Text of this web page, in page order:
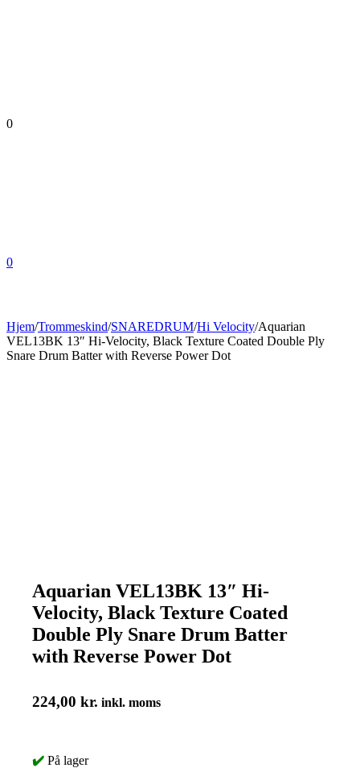
0
0
Hjem/Trommeskind/SNAREDRUM/Hi Velocity/Aquarian
VEL13BK 13″ Hi-Velocity, Black Texture Coated Double Ply
Snare Drum Batter with Reverse Power Dot
Aquarian VEL13BK 13″ Hi-
Velocity, Black Texture Coated
Double Ply Snare Drum Batter
with Reverse Power Dot
224,00 kr. inkl. moms
✔️ På lager